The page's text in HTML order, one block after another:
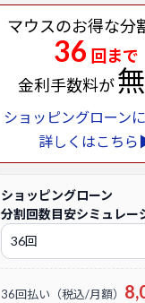
マウスのお得な分
36 回まで
金利手数料が
ショッピングローン
詳しくはこち
ショッピングローン
分割回数目安シミュレー
36回払い（税込/月額）